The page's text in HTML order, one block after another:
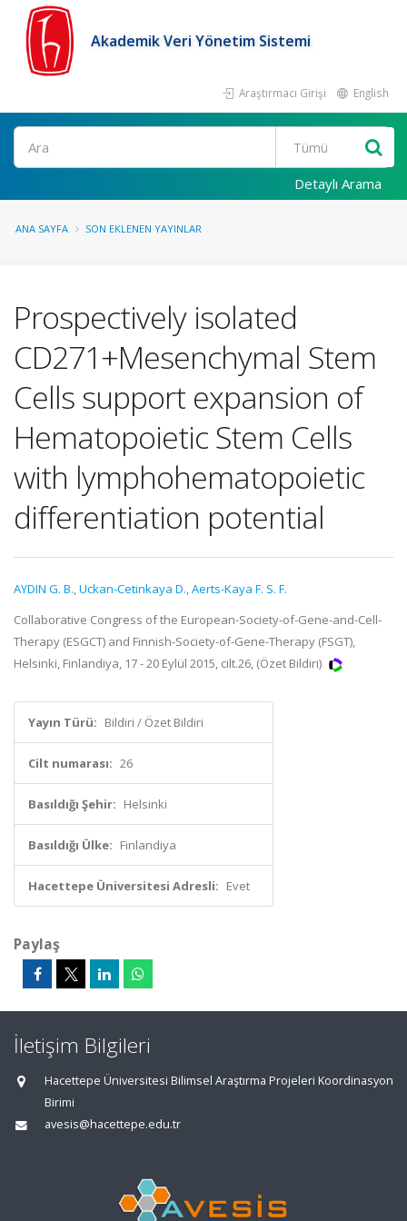
Akademik Veri Yönetim Sistemi
Araştırmacı Girişi English
Ara
Detaylı Arama
ANA SAYFA SON EKLENEN YAYINLAR
Prospectively isolated
CD271+Mesenchymal Stem
Cells support expansion of
Hematopoietic Stem Cells
with lymphohematopoietic
differentiation potential
AYDIN G. B.,Uckan-Cetinkaya D.,Aerts-Kaya F. S. F.
Collaborative Congress of the European-Society-of-Gene-and-Cell-
Therapy (ESGCT) and Finnish-Society-of-Gene-Therapy (FSGT),
Helsinki, Finlandiya, 17 - 20 Eylül 2015, cilt.26, (Özet Bildiri)
Yayın Türü: Bildiri / Özet Bildiri
Cilt numarası: 26
Basıldığı Şehir: Helsinki
Basıldığı Ülke: Finlandiya
Hacettepe Üniversitesi Adresli: Evet
Paylaş
İletişim Bilgileri
Hacettepe Üniversitesi Bilimsel Araştırma Projeleri Koordinasyon
Birimi
avesis@hacettepe.edu.tr